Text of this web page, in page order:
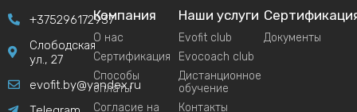
+375296172937
Слободская
ул., 27
evofit.by@yandex.ru
Компания
О нас
Сертификация
Способы
оплаты
Согласие на
Наши услуги
Evofit club
Evocoach club
Дистанционное
обучение
Контакты
Документы